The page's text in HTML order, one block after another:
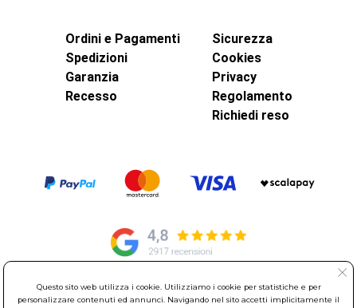
Ordini e Pagamenti
Spedizioni
Garanzia
Recesso
Sicurezza
Cookies
Privacy
Regolamento
Richiedi reso
© Elettroservice Spa - Sede Legale: Via Leonardo da Vinci, 40 -
Questo sito web utilizza i cookie. Utilizziamo i cookie per statistiche e per
personalizzare contenuti ed annunci. Navigando nel sito accetti implicitamente il